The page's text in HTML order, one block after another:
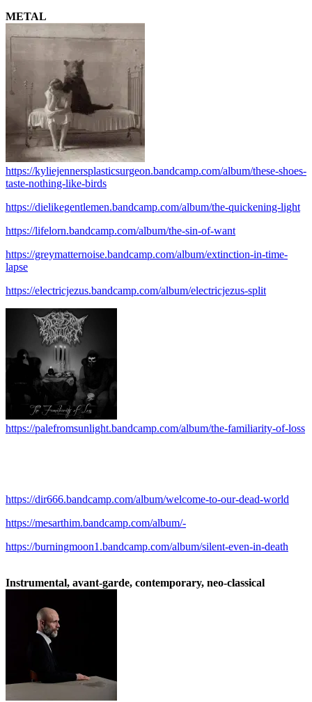
METAL
https://kyliejennersplasticsurgeon.bandcamp.com/album/these-shoes-
taste-nothing-like-birds
https://dielikegentlemen.bandcamp.com/album/the-quickening-light
https://lifelorn.bandcamp.com/album/the-sin-of-want
https://greymatternoise.bandcamp.com/album/extinction-in-time-
lapse
https://electricjezus.bandcamp.com/album/electricjezus-split
https://palefromsunlight.bandcamp.com/album/the-familiarity-of-loss
https://dir666.bandcamp.com/album/welcome-to-our-dead-world
https://mesarthim.bandcamp.com/album/-
https://burningmoon1.bandcamp.com/album/silent-even-in-death
Instrumental, avant-garde, contemporary, neo-classical